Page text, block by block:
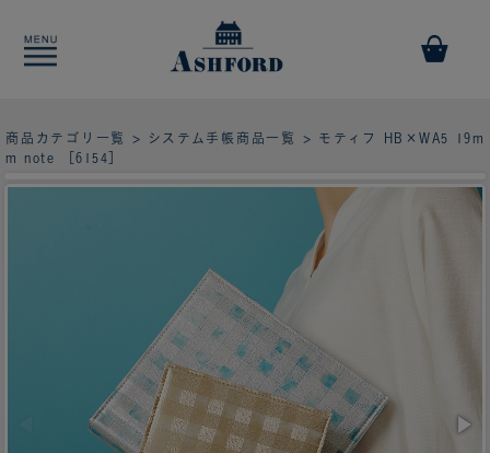
商品カテゴリ一覧 > システム手帳商品一覧
> モティフ HB×WA5 19m
m note ［6154］